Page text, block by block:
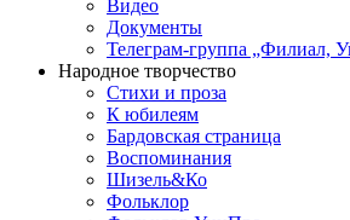
Видео
Документы
Телеграм-группа „Филиал,
Народное творчество
Стихи и проза
К юбилеям
Бардовская страница
Воспоминания
Шизель&Ко
Фольклор